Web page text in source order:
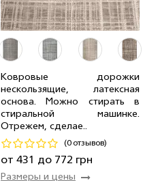
Ковровые дорожки
нескользящие, латексная
основа. Можно стирать в
стиральной машинке.
Отрежем, сделае..
(0 отзывов)
от 431 до 772 грн
Размеры и цены
1.50 м 17 мп 965 грн/мп
1.00 м 643 грн/мп
0.67 м 14 мп
431 грн/мп
1.20 м
20 мп 772 грн/мп
Код 20478
Купить